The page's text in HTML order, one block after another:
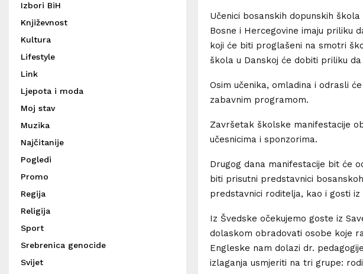
Učenici bosanskih dopunskih
Bosne i Hercegovine imaju priliku
koji će biti proglašeni na smotri
škola u Danskoj će dobiti priliku
Osim učenika, omladina i odrasli
zabavnim programom.
Završetak školske manifestacije
učesnicima i sponzorima.
Drugog dana manifestacije bit će
biti prisutni predstavnici
predstavnici roditelja, kao i gosti
Iz Švedske očekujemo goste iz
dolaskom obradovati osobe koje
Engleske nam dolazi dr.
izlaganja usmjeriti na tri grupe:
Izbori BiH
Književnost
Kultura
Lifestyle
Link
Ljepota i moda
Moj stav
Muzika
Najčitanije
Pogledi
Promo
Regija
Religija
Sport
Srebrenica genocide
Svijet